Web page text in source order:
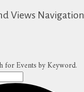
Views Navigation
for Events by Keyword.